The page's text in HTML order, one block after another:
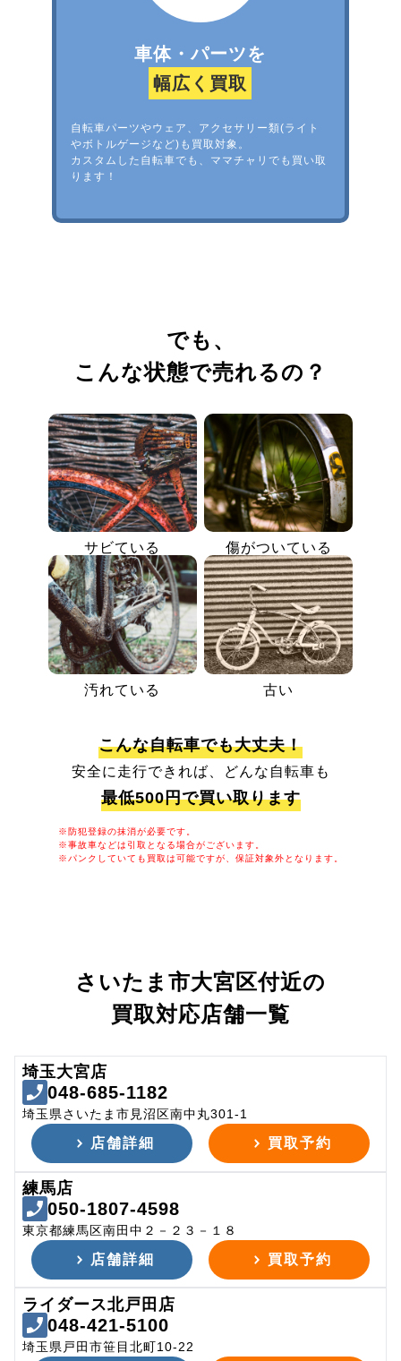
車体・パーツを
幅広く買取
自転車パーツやウェア、アクセサリー類(ライト
やボトルゲージなど)も買取対象。
カスタムした自転車でも、ママチャリでも買い取
ります！
でも、
こんな状態で売れるの？
サビている 傷がついている
汚れている 古い
こんな自転車でも大丈夫！
安全に走行できれば、どんな自転車も
最低500円で買い取ります
※防犯登録の抹消が必要です。
※事故車などは引取となる場合がございます。
※パンクしていても買取は可能ですが、保証対象外となります。
さいたま市大宮区付近の
買取対応店舗一覧
埼玉大宮店
048-685-1182
埼玉県さいたま市見沼区南中丸301-1
店舗詳細 買取予約
練馬店
050-1807-4598
東京都練馬区南田中２－２３－１８
店舗詳細 買取予約
ライダース北戸田店
048-421-5100
埼玉県戸田市笹目北町10-22